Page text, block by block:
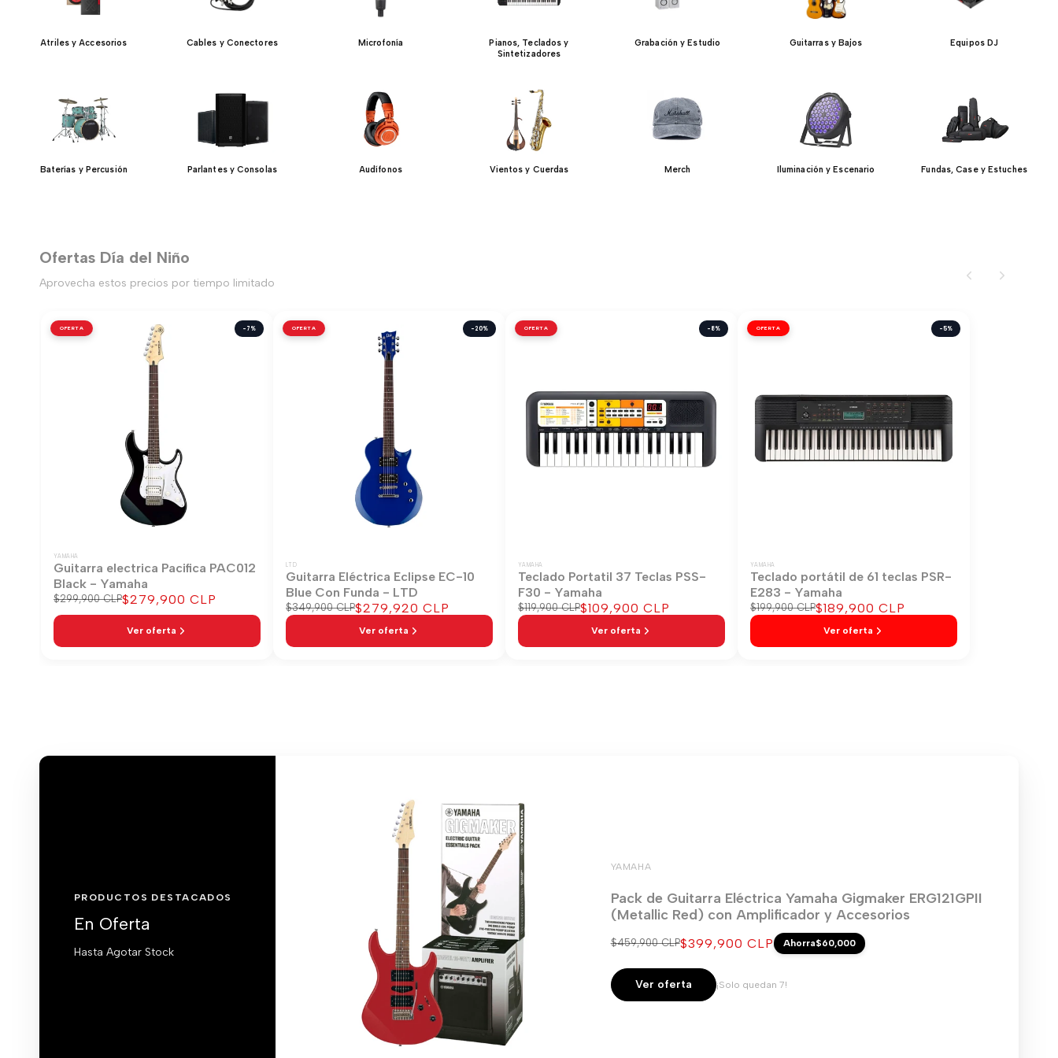
Atriles y Accesorios Cables y Conectores Microfonía
Pianos, Teclados y
Sintetizadores
Grabación y Estudio Guitarras y Bajos Equipos DJ
Baterías y Percusión Parlantes y Consolas Audífonos Vientos y Cuerdas Merch Iluminación y Escenario Fundas, Case y Estuches
Ofertas Día del Niño
Aprovecha estos precios por tiempo limitado
OFERTA -7%
YAMAHA
Guitarra electrica Pacifica PAC012
Black - Yamaha
Precio
$299,900 CLPPrecio
de
venta
$279,900 CLP
Ver oferta
OFERTA -20%
LTD
Guitarra Eléctrica Eclipse EC-10
Blue Con Funda - LTD
Precio
regular
$349,900 CLPPrecio
venta
$279,920 CLP
Ver oferta
OFERTA -8%
YAMAHA
Teclado Portatil 37 Teclas PSS-
F30 - Yamaha
Precio
regular
$119,900 CLPPrecio
venta
$109,900 CLP
Ver oferta
OFERTA -5%
YAMAHA
Teclado portátil de 61 teclas PSR-
E283 - Yamaha
Precio
regular
$199,900 CLPPrecio
venta
$189,900 CLP
Ver oferta
PRODUCTOS DESTACADOS
En Oferta
Hasta Agotar Stock
YAMAHA
Pack de Guitarra Eléctrica Yamaha Gigmaker ERG121GPII
(Metallic Red) con Amplificador y Accesorios
Precio
$459,900 CLPPrecio
venta
$399,900 CLP Ahorra$60,000
Ver oferta ¡Solo quedan 7!